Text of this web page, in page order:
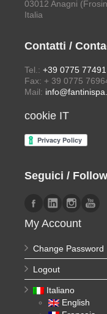
03012 Anagni
Italia
Contatti /
Tel.: +39 0775 77491
Fax: + 39 0775
Mail:
cookie IT
Seguici /
My Account
Change Password
Logout
Italiano
English